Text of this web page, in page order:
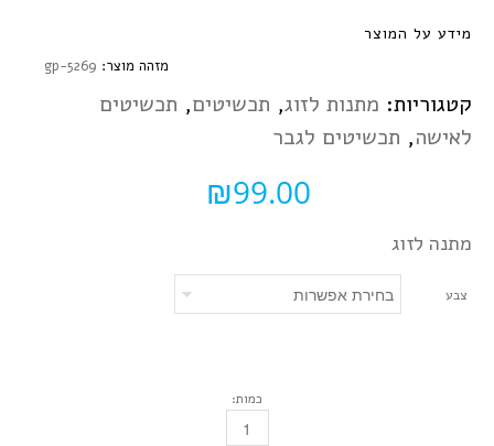
מידע על המוצר
מזהה מוצר: gp-5269
קטגוריות: מתנות לזוג, תכשיטים, תכשיטים
לאישה, תכשיטים לגבר
₪99.00
מתנה לזוג
צבע
כמות:
כמות